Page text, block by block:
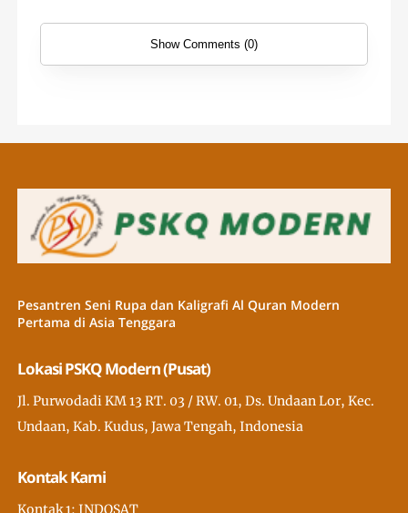
Show Comments (0)
Pesantren Seni Rupa dan Kaligrafi Al Quran Modern
Pertama di Asia Tenggara
Lokasi PSKQ Modern (Pusat)
Jl. Purwodadi KM 13 RT. 03 / RW. 01, Ds. Undaan Lor, Kec.
Undaan, Kab. Kudus, Jawa Tengah, Indonesia
Kontak Kami
Kontak 1: INDOSAT